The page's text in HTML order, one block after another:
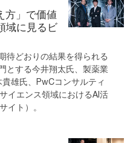
方」で価値
域に見るビ
待どおりの結果を得られる
とする今井翔太氏、製薬業
雄氏、PwCコンサルティ
イエンス領域におけるAI活
イト）。